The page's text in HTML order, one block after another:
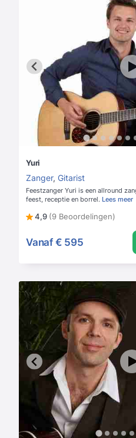
Yuri
Zanger, Gitarist
Feestzanger Yuri is een allround
feest, receptie en borrel. Lees meer
4,9 (9 Beoordelingen)
Vanaf € 595